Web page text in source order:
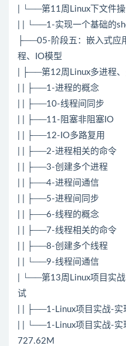
| └──第11周Linux下文件
| | └──1-实现一个基础的
├──05-阶段五：嵌入式应
程、IO模型
| ├──第12周Linux多进程
| | ├──1-进程的概念
| | ├──10-线程间同步
| | ├──11-阻塞非阻塞IO
| | ├──12-IO多路复用
| | ├──2-进程相关的命令
| | ├──3-创建多个进程
| | ├──4-进程间通信
| | ├──5-进程间同步
| | ├──6-线程的概念
| | ├──7-线程相关的命令
| | ├──8-创建多个线程
| | └──9-线程间通信
| └──第13周Linux项目实
试
| | ├──1-Linux项目实战-实
| | └──1-Linux项目实战-实
727.62M